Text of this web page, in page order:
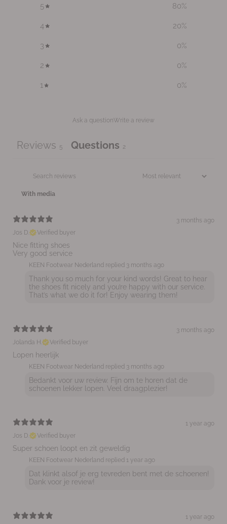
5 80%
4 20%
3 0%
2 0%
1 0%
Ask a questionWrite a review
Reviews 5 Questions 2
With media
3 months ago
Jos D.
Verified buyer
Nice fitting shoes
Very good service
KEEN Footwear Nederland replied 3 months ago
Thank you so much for your kind words! Great to hear
the shoes fit nicely and you’re happy with our service.
That’s what we do it for! Enjoy wearing them!
3 months ago
Jolanda H.
Verified buyer
Lopen heerlijk
KEEN Footwear Nederland replied 3 months ago
Bedankt voor uw review. Fijn om te horen dat de
schoenen lekker lopen. Veel draagplezier!
1 year ago
Jos D.
Verified buyer
Super schoen loopt en zit geweldig
KEEN Footwear Nederland replied 1 year ago
Dat klinkt alsof je erg tevreden bent met de schoenen!
Dank voor je review!
1 year ago